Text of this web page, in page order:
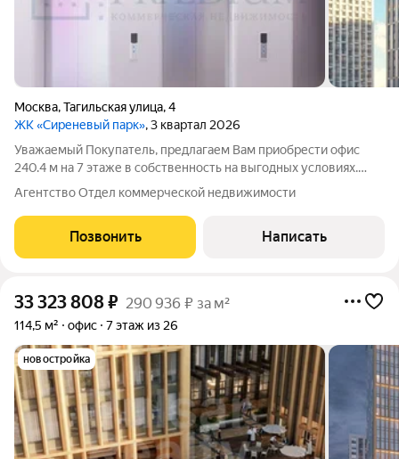
Москва,Тагильская улица,4
ЖК «Сиреневый парк», 3 квартал 2026
Уважаемый Покупатель, предлагаем Вам приобрести офис
240.4 м на 7 этаже в собственность на выгодных условиях.
Приточно-вытяжная вентиляция. Центральное
кондиционирование. Пожарная сигнализация. Интернет,
телефония. Охрана. Видеонаблюдение. Система
Агентство Отдел коммерческой недвижимости
Позвонить Написать
33 323 808₽ 290 936 ₽ за м²
114,5 м² офис 7 этаж из 26
новостройка